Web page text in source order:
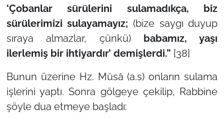
‘Çobanlar sürülerini sulamadıkça, biz
sürülerimizi sulayamayız; (bize saygı duyup
sıraya almazlar, çünkü)babamız, yaşı
ilerlemiş bir ihtiyardır’ demişlerdi.” [38]
Bunun üzerine Hz. Mûsâ (a.s) onların sulama
işlerini yaptı. Sonra gölgeye çekilip, Rabbine
şöyle dua etmeye başladı: